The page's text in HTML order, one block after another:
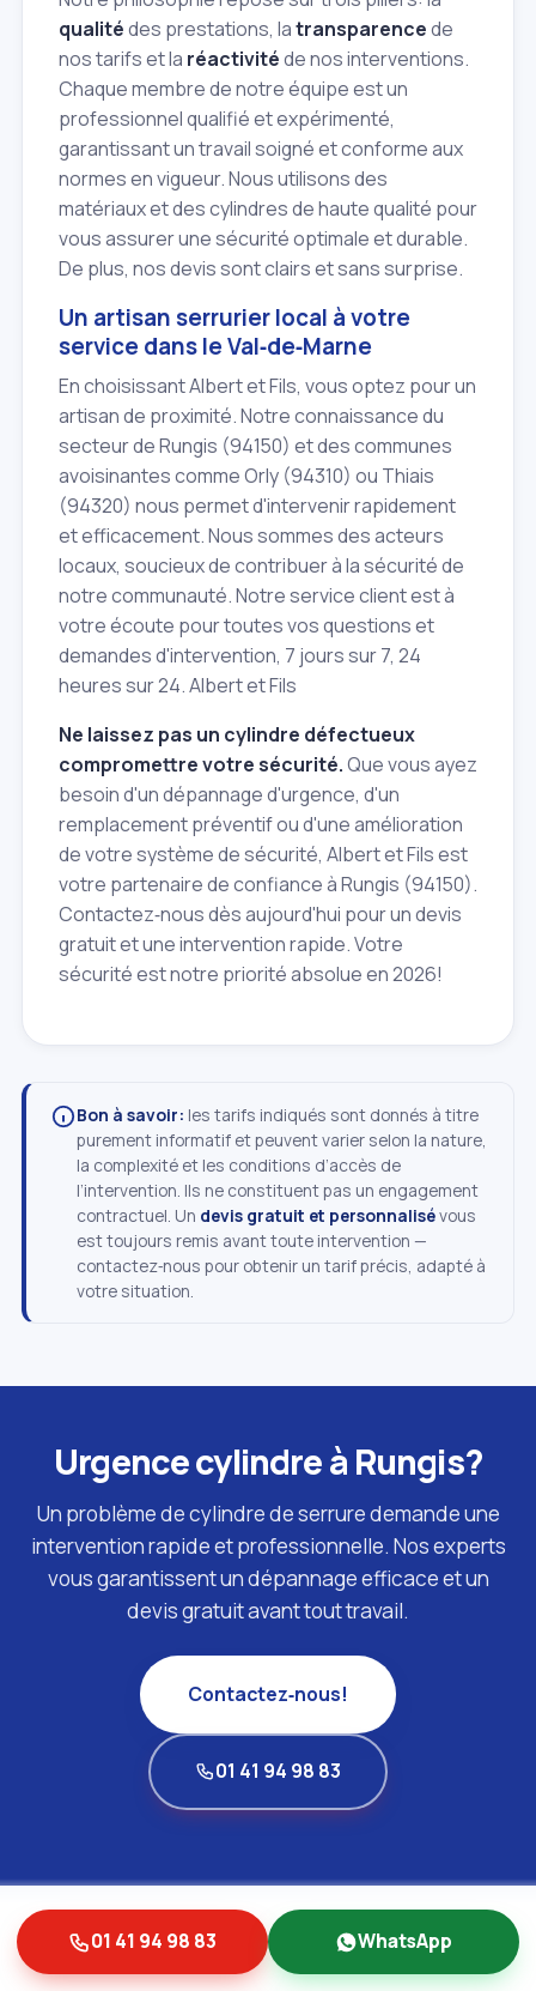
qualitédes prestations, latransparencede
nos tarifs et la réactivitéde nos interventions.
Chaque membre de notre équipe est un
professionnel qualifié et expérimenté,
garantissant un travail soigné et conforme aux
normes en vigueur. Nous utilisons des
matériaux et des cylindres de haute qualité pour
vous assurer une sécurité optimale et durable.
De plus, nos devis sont clairs et sans surprise.
Un artisan serrurier local à votre
service dans le Val‑de‑Marne
En choisissant Albert et Fils, vous optez pour un
artisan de proximité. Notre connaissance du
secteur de Rungis (94150) et des communes
avoisinantes comme Orly (94310) ou Thiais
(94320) nous permet d'intervenir rapidement
et efficacement. Nous sommes des acteurs
locaux, soucieux de contribuer à la sécurité de
notre communauté. Notre service client est à
votre écoute pour toutes vos questions et
demandes d'intervention, 7 jours sur 7, 24
heures sur 24. Albert et Fils
Ne laissez pas un cylindre défectueux
compromettre votre sécurité.Que vous ayez
besoin d'un dépannage d'urgence, d'un
remplacement préventif ou d'une amélioration
de votre système de sécurité, Albert et Fils est
votre partenaire de confiance à Rungis (94150).
Contactez‑nous dès aujourd'hui pour un devis
gratuit et une intervention rapide. Votre
sécurité est notre priorité absolue en 2026!
Bon à savoir: les tarifs indiqués sont donnés à titre
purement informatif et peuvent varier selon la nature,
la complexité et les conditions d’accès de
l’intervention. Ils ne constituent pas un engagement
contractuel. Un devis gratuit et personnalisévous
est toujours remis avant toute intervention —
contactez‑nous pour obtenir un tarif précis, adapté à
votre situation.
Urgence cylindre à Rungis?
Un problème de cylindre de serrure demande une
intervention rapide et professionnelle. Nos experts
vous garantissent un dépannage efficace et un
devis gratuit avant tout travail.
Contactez‑nous!
01 41 94 98 83
ILS NOUS FONT CONFIANCE
01 41 94 98 83 WhatsApp